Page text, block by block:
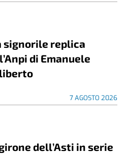
signorile replica
di Emanuele
7 AGOSTO 2026
dell’Asti in serie